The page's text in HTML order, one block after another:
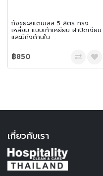
ถังขยะสแตนเลส 5 ลิตร ทรง
เหลี่ยม แบบเท้าเหยียบ ฝาปิดเงียบ
และมีถังด้านใน
฿850
เกี่ยวกับเรา